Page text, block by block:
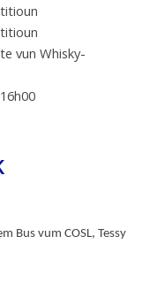
vun Whisky-
Bus vum COSL, Tessy